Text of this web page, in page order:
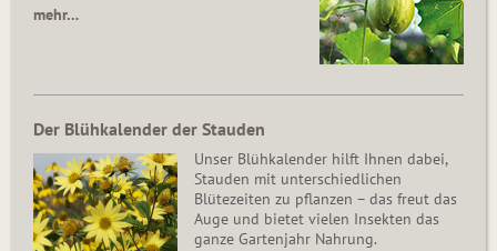
mehr…
Der Blühkalender der Stauden
Unser Blühkalender hilft Ihnen dabei,
Stauden mit unterschiedlichen
Blütezeiten zu pflanzen – das freut das
Auge und bietet vielen Insekten das
ganze Gartenjahr Nahrung.